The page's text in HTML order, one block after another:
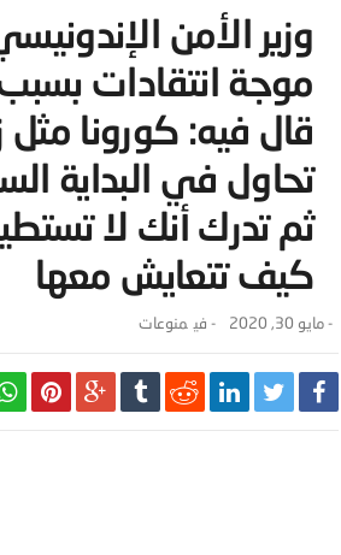
وزير الأمن
موجة انتقادات
قال فيه: كورونا
تحاول في البداية
ثم تدرك أنك لا
كيف تتعايش معها
-مايو 30, 2020 - ‎في منوعات